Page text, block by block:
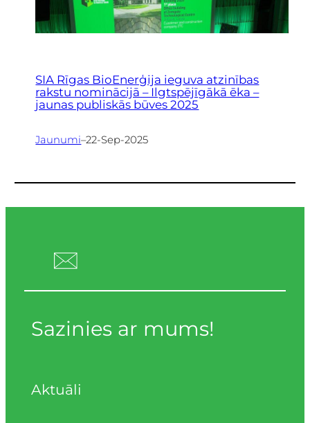
SIA Rīgas BioEnerģija ieguva atzinības
rakstu nominācijā – Ilgtspējīgākā ēka –
jaunas publiskās būves 2025
Jaunumi–22-Sep-2025
Sazinies ar mums!
Aktuāli